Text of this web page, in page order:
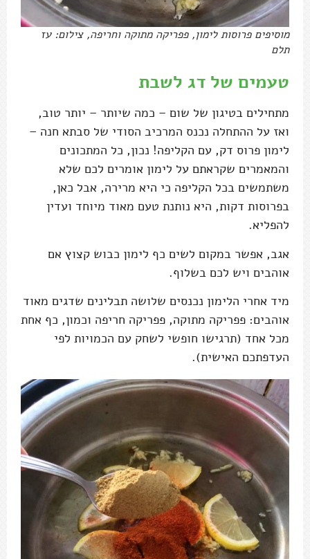
מוסיפים פרוסות לימון, פפריקה מתוקה וחריפה, צילום: עז
תלם
טעמים של דג לשבת
מתחילים בטיגון של שום – כמה שיותר – יותר טוב,
ואז על ההתחלה נכנס המרכיב הסודי של סבתא חנה –
לימון פרוס דק, עם הקליפה! נכון, כל המתכונים
והמאמרים שקראתם על לימון אומרים לכם שלא
משתמשים בכל הקליפה כי היא מרירה, אבל כאן,
בפרוסות דקות, היא נותנת טעם מאוד מיוחד ועדין
להפליא.
אגב, אפשר במקום לשים כף לימון כבוש קצוץ אם
אוהבים ויש לכם בשלוף.
מיד אחרי הלימון נכנסים שלושה תבלינים שדגים מאוד
אוהבים: פפריקה מתוקה, פפריקה חריפה וכמון, כף אחת
מכל אחד (תרגישו חופשי לשחק עם הכמויות לפי
העדפתכם האישית).